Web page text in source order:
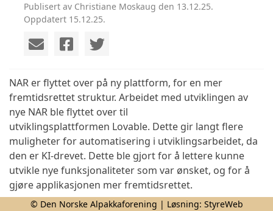
Publisert av Christiane Moskaug den 13.12.25.
Oppdatert 15.12.25.
NAR er flyttet over på ny plattform, for en mer
fremtidsrettet struktur. Arbeidet med utviklingen av
nye NAR ble flyttet over til
utviklingsplattformen Lovable. Dette gir langt flere
muligheter for automatisering i utviklingsarbeidet, da
den er KI-drevet. Dette ble gjort for å lettere kunne
utvikle nye funksjonaliteter som var ønsket, og for å
gjøre applikasjonen mer fremtidsrettet.
© Den Norske Alpakkaforening | Løsning: StyreWeb